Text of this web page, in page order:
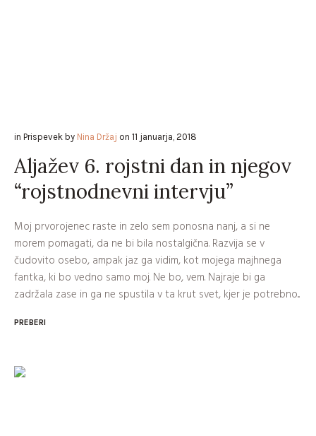
in Prispevek by Nina Držaj on 11 januarja, 2018
Aljažev 6. rojstni dan in njegov
“rojstnodnevni intervju”
Moj prvorojenec raste in zelo sem ponosna nanj, a si ne
morem pomagati, da ne bi bila nostalgična. Razvija se v
čudovito osebo, ampak jaz ga vidim, kot mojega majhnega
fantka, ki bo vedno samo moj. Ne bo, vem. Najraje bi ga
zadržala zase in ga ne spustila v ta krut svet, kjer je potrebno...
PREBERI